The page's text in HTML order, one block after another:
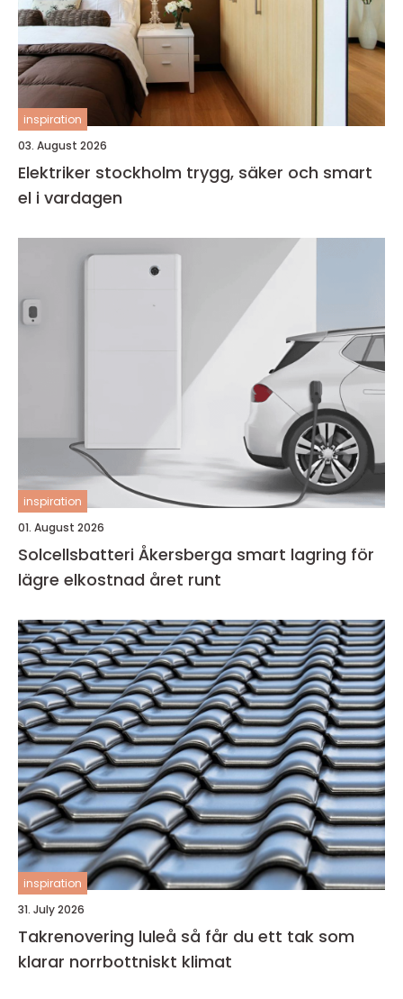
inspiration
03. August 2026
Elektriker stockholm trygg, säker och smart
el i vardagen
inspiration
01. August 2026
Solcellsbatteri Åkersberga smart lagring för
lägre elkostnad året runt
inspiration
31. July 2026
Takrenovering luleå så får du ett tak som
klarar norrbottniskt klimat